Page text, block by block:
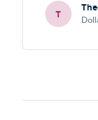
T